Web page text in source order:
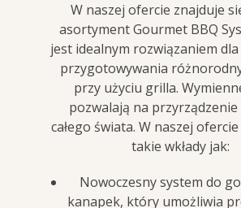
W naszej ofercie znajduje
asortyment Gourmet BBQ
jest idealnym rozwiązaniem
przygotowywania
przy użyciu grilla.
pozwalają na
całego świata. W naszej
takie wkłady jak:
Nowoczesny system do
kanapek, który umożliwia